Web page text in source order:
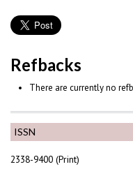
ISSN
2338-9400 (Print)
Refbacks
There are currently no